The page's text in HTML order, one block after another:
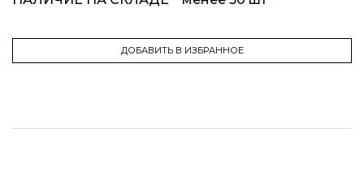
ДОБАВИТЬ В ИЗБРАННОЕ